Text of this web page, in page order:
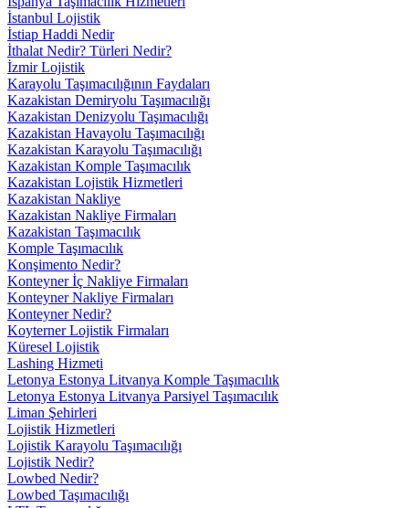
İstanbul Lojistik
İstiap Haddi Nedir
İthalat Nedir? Türleri Nedir?
İzmir Lojistik
Karayolu Taşımacılığının Faydaları
Kazakistan Demiryolu Taşımacılığı
Kazakistan Denizyolu Taşımacılığı
Kazakistan Havayolu Taşımacılığı
Kazakistan Karayolu Taşımacılığı
Kazakistan Komple Taşımacılık
Kazakistan Lojistik Hizmetleri
Kazakistan Nakliye
Kazakistan Nakliye Firmaları
Kazakistan Taşımacılık
Komple Taşımacılık
Konşimento Nedir?
Konteyner İç Nakliye Firmaları
Konteyner Nakliye Firmaları
Konteyner Nedir?
Koyterner Lojistik Firmaları
Küresel Lojistik
Lashing Hizmeti
Letonya Estonya Litvanya Komple Taşımacılık
Letonya Estonya Litvanya Parsiyel Taşımacılık
Liman Şehirleri
Lojistik Hizmetleri
Lojistik Karayolu Taşımacılığı
Lojistik Nedir?
Lowbed Nedir?
Lowbed Taşımacılığı